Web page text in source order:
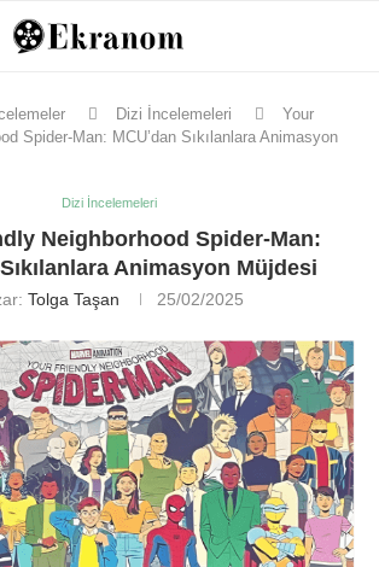
Dizi İncelemeleri
Your
Spider-Man: MCU’dan Sıkılanlara Animasyon
Dizi İncelemeleri
Neighborhood Spider-Man:
Animasyon Müjdesi
Tolga Taşan 25/02/2025